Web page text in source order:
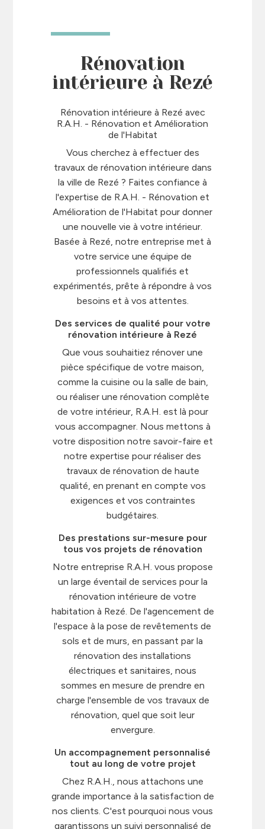
Rénovation
intérieure à Rezé
Rénovation intérieure à Rezé avec
R.A.H. - Rénovation et Amélioration
de l'Habitat
Vous cherchez à effectuer des
travaux de rénovation intérieure dans
la ville de Rezé ? Faites confiance à
l'expertise de R.A.H. - Rénovation et
Amélioration de l'Habitat pour donner
une nouvelle vie à votre intérieur.
Basée à Rezé, notre entreprise met à
votre service une équipe de
professionnels qualifiés et
expérimentés, prête à répondre à vos
besoins et à vos attentes.
Des services de qualité pour votre
rénovation intérieure à Rezé
Que vous souhaitiez rénover une
pièce spécifique de votre maison,
comme la cuisine ou la salle de bain,
ou réaliser une rénovation complète
de votre intérieur, R.A.H. est là pour
vous accompagner. Nous mettons à
votre disposition notre savoir-faire et
notre expertise pour réaliser des
travaux de rénovation de haute
qualité, en prenant en compte vos
exigences et vos contraintes
budgétaires.
Des prestations sur-mesure pour
tous vos projets de rénovation
Notre entreprise R.A.H. vous propose
un large éventail de services pour la
rénovation intérieure de votre
habitation à Rezé. De l'agencement de
l'espace à la pose de revêtements de
sols et de murs, en passant par la
rénovation des installations
électriques et sanitaires, nous
sommes en mesure de prendre en
charge l'ensemble de vos travaux de
rénovation, quel que soit leur
envergure.
Un accompagnement personnalisé
tout au long de votre projet
Chez R.A.H., nous attachons une
grande importance à la satisfaction de
nos clients. C'est pourquoi nous vous
garantissons un suivi personnalisé de